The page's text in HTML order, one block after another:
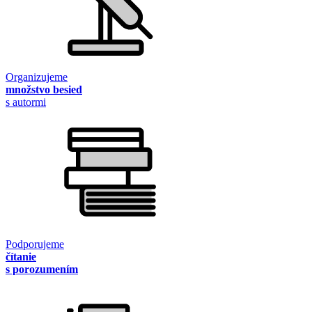
Organizujeme
množstvo besied
s autormi
Podporujeme
čítanie
s porozumením